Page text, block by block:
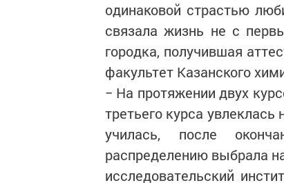
одинаковой страстью
связала жизнь не с
городка, получившая
факультет Казанского
− На протяжении двух
третьего курса
училась, после
распределению выбрала
исследовательский